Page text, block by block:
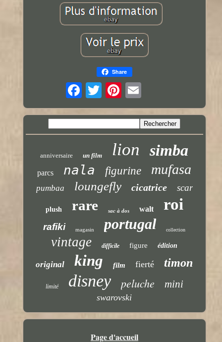
Share
anniversaire un film lion simba
parcs nala figurine mufasa
pumbaa loungefly cicatrice scar
plush rare sac à dos walt roi
rafiki magasin portugal collection
vintage difficile figure édition
original king film fierté timon
limité disney peluche mini
swarovski
Page d'accueil